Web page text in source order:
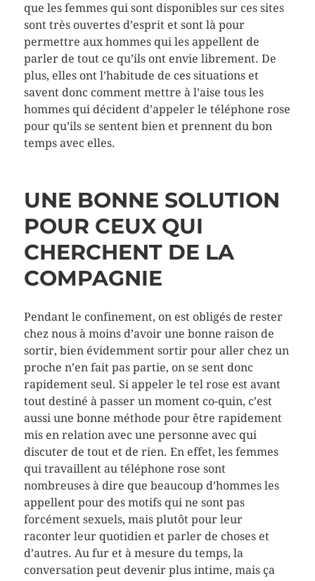
que les femmes qui sont disponibles sur ces sites
sont très ouvertes d’esprit et sont là pour
permettre aux hommes qui les appellent de
parler de tout ce qu’ils ont envie librement. De
plus, elles ont l’habitude de ces situations et
savent donc comment mettre à l’aise tous les
hommes qui décident d’appeler le téléphone rose
pour qu’ils se sentent bien et prennent du bon
temps avec elles.
UNE BONNE SOLUTION
POUR CEUX QUI
CHERCHENT DE LA
COMPAGNIE
Pendant le confinement, on est obligés de rester
chez nous à moins d’avoir une bonne raison de
sortir, bien évidemment sortir pour aller chez un
proche n’en fait pas partie, on se sent donc
rapidement seul. Si appeler le tel rose est avant
tout destiné à passer un moment co-quin, c’est
aussi une bonne méthode pour être rapidement
mis en relation avec une personne avec qui
discuter de tout et de rien. En effet, les femmes
qui travaillent au téléphone rose sont
nombreuses à dire que beaucoup d’hommes les
appellent pour des motifs qui ne sont pas
forcément sexuels, mais plutôt pour leur
raconter leur quotidien et parler de choses et
d’autres. Au fur et à mesure du temps, la
conversation peut devenir plus intime, mais ça